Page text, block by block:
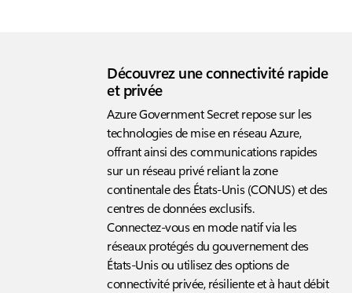
Découvrez une connectivité rapide
et privée
Azure Government Secret repose sur les
technologies de mise en réseau Azure,
offrant ainsi des communications rapides
sur un réseau privé reliant la zone
continentale des États-Unis (CONUS) et des
centres de données exclusifs.
Connectez-vous en mode natif via les
réseaux protégés du gouvernement des
États-Unis ou utilisez des options de
connectivité privée, résiliente et à haut débit